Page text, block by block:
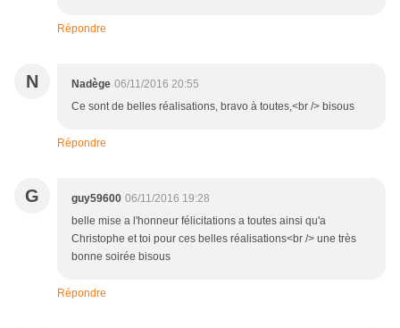
Répondre
N Nadège 06/11/2016 20:55
Ce sont de belles réalisations, bravo à toutes,<br /> bisous
Répondre
G guy59600 06/11/2016 19:28
belle mise a l'honneur félicitations a toutes ainsi qu'a
Christophe et toi pour ces belles réalisations<br /> une très
bonne soirée bisous
Répondre